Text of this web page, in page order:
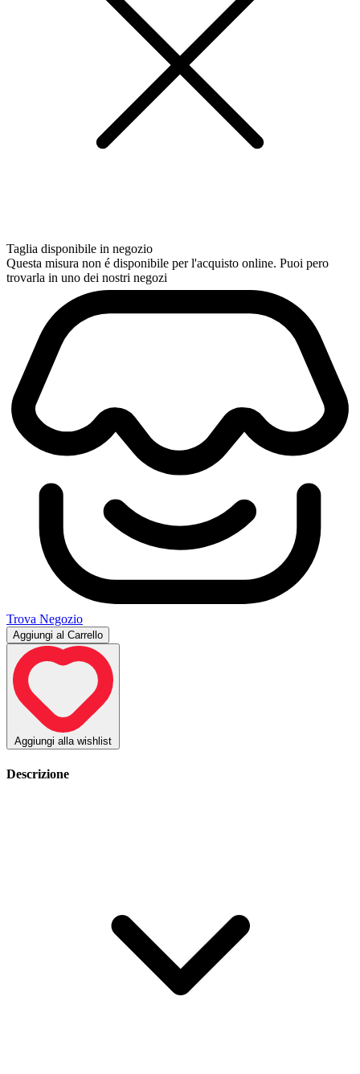
Taglia disponibile in negozio
Questa misura non é disponibile per l'acquisto online. Puoi pero
trovarla in uno dei nostri negozi
Trova Negozio
Aggiungi al Carrello
Aggiungi alla wishlist
Descrizione